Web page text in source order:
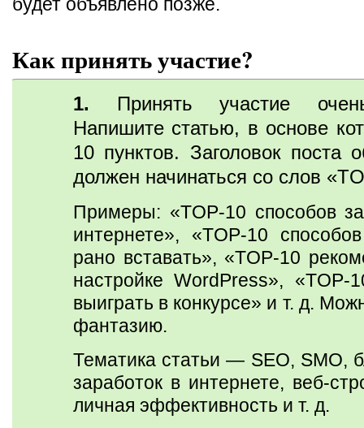
Как принять участие?
1. Принять участие
Напишите статью, в основе
10 пунктов. Заголовок поста
должен начинаться со слов
Примеры: «TOP-10 способов
интернете», «TOP-10
рано вставать», «TOP-10
настройке WordPress», «TOP-
выиграть в конкурсе» и т. д.
фантазию.
Тематика статьи — SEO, SMO,
заработок в интернете, веб-
личная эффективность и т. д.